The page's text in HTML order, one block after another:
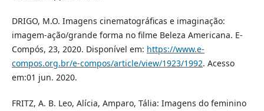
DRIGO, M.O. Imagens cinematográficas e imaginação:
imagem-ação/grande forma no filme Beleza Americana. E-
Compós, 23, 2020. Disponível em: https://www.e-
compos.org.br/e-compos/article/view/1923/1992. Acesso
em:01 jun. 2020.
FRITZ, A. B. Leo, Alícia, Amparo, Tália: Imagens do feminino